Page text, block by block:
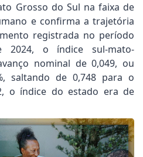
Grosso do Sul na faixa de
e confirma a trajetória
registrada no período
2024, o índice sul-mato-
nominal de 0,049, ou
saltando de 0,748 para o
o índice do estado era de